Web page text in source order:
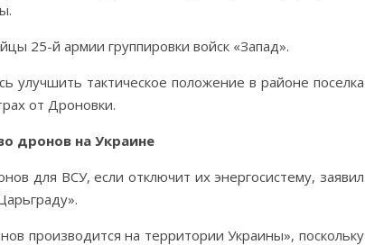
25-й армии группировки войск «Запад».
улучшить тактическое положение в районе поселка
от Дроновки.
дронов на Украине
для ВСУ, если отключит их энергосистему, заявил
производится на территории Украины», поскольку